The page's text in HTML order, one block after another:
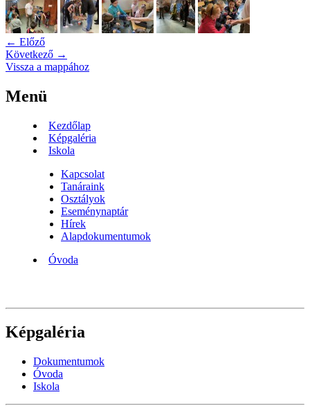
← Előző
Következő →
Vissza a mappához
Menü
Kezdőlap
Képgaléria
Iskola
Kapcsolat
Tanáraink
Osztályok
Eseménynaptár
Hírek
Alapdokumentumok
Óvoda
Képgaléria
Dokumentumok
Óvoda
Iskola